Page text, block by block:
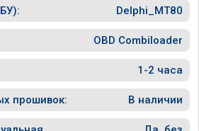
авто на
праздники поехал в
машину не узнать - тяга
разгона просто
на пидаль газа
удовольствие теперь
ниже, 6.2 литра на
Delphi_MT80
OBD Combiloader
1-2 часа
прошивок: В наличии